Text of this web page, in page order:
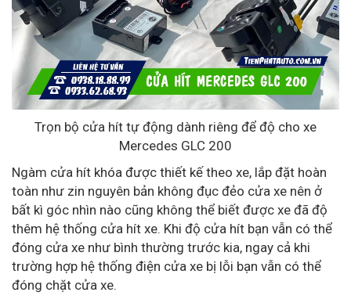
Trọn bộ cửa hít tự động dành riêng để độ cho xe
Mercedes GLC 200
Ngàm cửa hít khóa được thiết kế theo xe, lắp đặt hoàn
toàn như zin nguyên bản không đục đẻo cửa xe nên ở
bất kì góc nhìn nào cũng không thể biết được xe đã độ
thêm hệ thống cửa hít xe. Khi độ cửa hít bạn vẫn có thể
đóng cửa xe như bình thường trước kia, ngay cả khi
trường hợp hệ thống điện cửa xe bị lỗi bạn vẫn có thể
đóng chặt cửa xe.